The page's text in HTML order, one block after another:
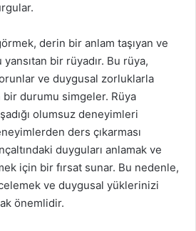
derin bir anlam taşıyan ve
bir rüyadır. Bu rüya,
ve duygusal zorluklarla
durumu simgeler. Rüya
olumsuz deneyimleri
ders çıkarması
duyguları anlamak ve
için bir fırsat sunar. Bu nedenle,
ve duygusal yüklerinizi
önemlidir.